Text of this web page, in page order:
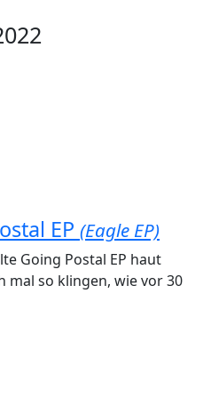
EP (Eagle EP)
Going Postal EP haut
mal so klingen, wie vor 30